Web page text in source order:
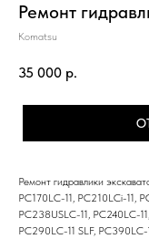
Ремонт
Komatsu
35 000 р.
Ремонт гидравлики
PC170LC-11, PC210LCi-11,
PC238USLC-11, PC240LC-
PC290LC-11 SLF,